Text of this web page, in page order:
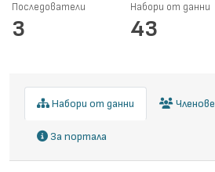
Последователи
3
Набори от данни
43
Набори от данни Членове
За портала